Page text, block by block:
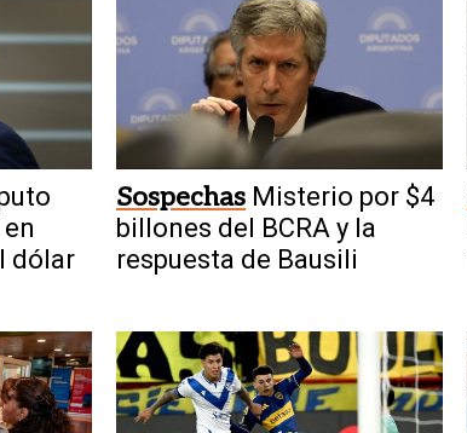
dólar
Sospechas Misterio por $4
billones del BCRA y la
respuesta de Bausili